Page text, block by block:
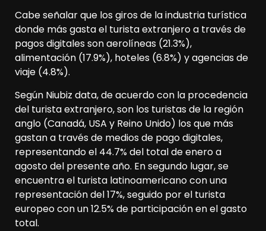
Cabe señalar que los giros de la industria turística
donde más gasta el turista extranjero a través de
pagos digitales son aerolíneas (21.3%),
alimentación (17.9%), hoteles (6.8%) y agencias de
viaje (4.8%).
Según Niubiz data, de acuerdo con la procedencia
del turista extranjero, son los turistas de la región
anglo (Canadá, USA y Reino Unido) los que más
gastan a través de medios de pago digitales,
representando el 44.7% del total de enero a
agosto del presente año. En segundo lugar, se
encuentra el turista latinoamericano con una
representación del 17%, seguido por el turista
europeo con un 12.5% de participación en el gasto
total.